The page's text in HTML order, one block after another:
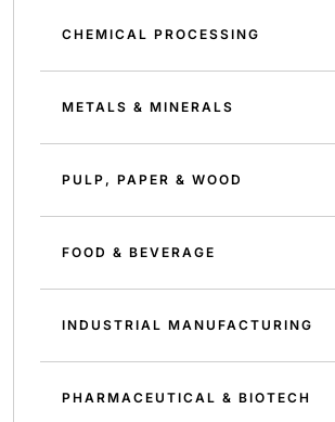
CHEMICAL PROCESSING
METALS & MINERALS
PULP, PAPER & WOOD
FOOD & BEVERAGE
INDUSTRIAL MANUFACTURING
PHARMACEUTICAL & BIOTECH